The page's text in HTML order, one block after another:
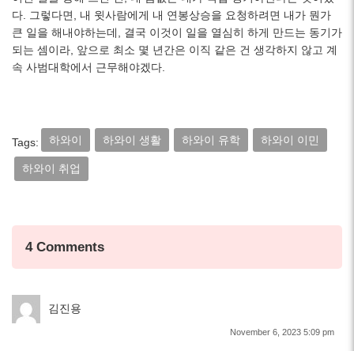
다. 그렇다면, 내 윗사람에게 내 연봉상승을 요청하려면 내가 뭔가
큰 일을 해내야하는데, 결국 이것이 일을 열심히 하게 만드는 동기가
되는 셈이라, 앞으로 최소 몇 년간은 이직 같은 건 생각하지 않고 계
속 사범대학에서 근무해야겠다.
Tags: 하와이 하와이 생활 하와이 유학 하와이 이민
하와이 취업
4 Comments
김진용
November 6, 2023 5:09 pm